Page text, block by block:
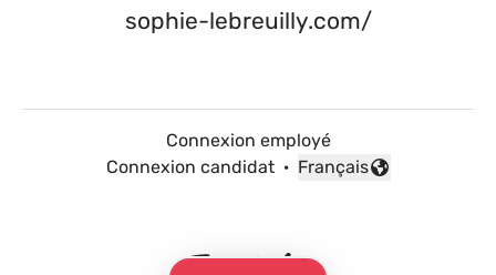
sophie-lebreuilly.com/
Connexion employé
Connexion candidat ·
Changer la langue
Français